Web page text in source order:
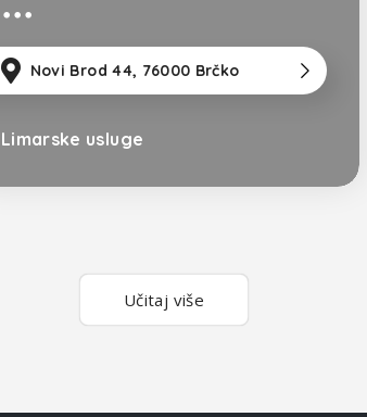
od Sarajevo 37km
opšivanje dimnjaka ili drugi limarski
radovi – stojimo vam na
raspolaganju s dugogodišnjim
pristupom. Vaš limarski posao
Novi Brod 44, 76000 Brčko
Limarske usluge
Učitaj više